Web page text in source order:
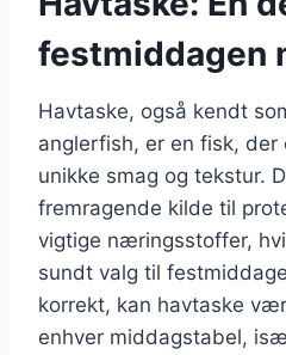
festmiddagen
Havtaske, også kendt
anglerfish, er en fisk, der
unikke smag og tekstur.
fremragende kilde til
vigtige næringsstoffer,
sundt valg til
korrekt, kan havtaske
enhver middagstabel,